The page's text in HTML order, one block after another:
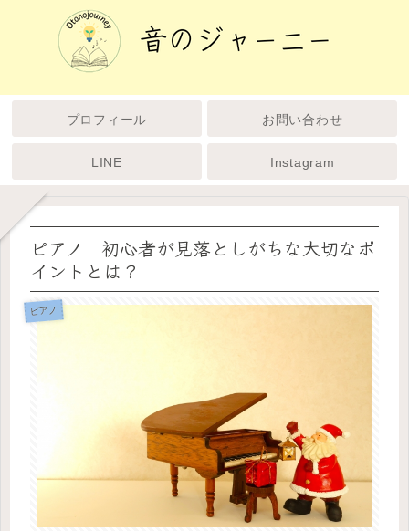
プロフィール お問い合わせ
LINE Instagram
ピアノ 初心者が見落としがちな大切なポ
イントとは？
ピアノ